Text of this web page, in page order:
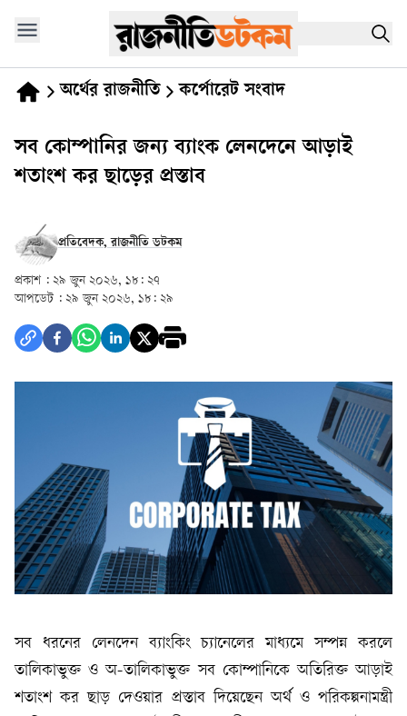
অর্থের রাজনীতি কর্পোরেট সংবাদ
সব কোম্পানির জন্য ব্যাংক লেনদেনে আড়াই
শতাংশ কর ছাড়ের প্রস্তাব
প্রতিবেদক, রাজনীতি ডটকম
প্রকাশ : ২৯ জুন ২০২৬, ১৮: ২৭
আপডেট : ২৯ জুন ২০২৬, ১৮: ২৯
সব ধরনের লেনদেন ব্যাংকিং চ্যানেলের মাধ্যমে সম্পন্ন করলে
তালিকাভুক্ত ও অ-তালিকাভুক্ত সব কোম্পানিকে অতিরিক্ত আড়াই
শতাংশ কর ছাড় দেওয়ার প্রস্তাব দিয়েছেন অর্থ ও পরিকল্পনামন্ত্রী